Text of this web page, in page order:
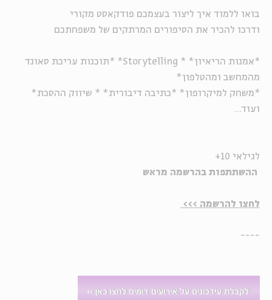
בואו ללמוד איך ליצור בעצמכם פודקאסט מקורי
ודרכו להכיר את הסיפורים המרתקים של משפחתכם
*אמנות הריאיון* * Storytelling* *תוכנות עריכת סאונד
מהמחשב ומהטלפון*
*משחק למיקרופון* *כתיבה דיבורית* * שיווק ההסכת*
ועוד...
לגילאי 10+
ההשתתפות בהרשמה מראש
לחצו להרשמה >>>
----